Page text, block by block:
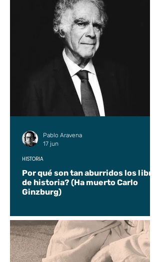
Por qué son tan aburridos los libros
de historia? (Ha muerto Carlo
Ginzburg)
HISTORIA
Pablo Aravena
17 jun